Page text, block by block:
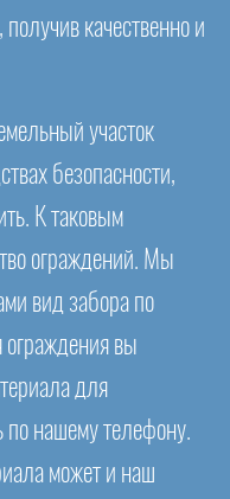
получив качественно и
участок
безопасности,
К таковым
ограждений. Мы
вид забора по
вы
для
по нашему телефону.
может и наш